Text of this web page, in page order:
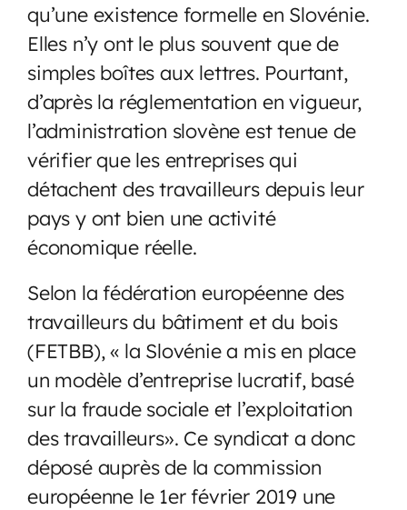
qu’une existence formelle en Slovénie.
Elles n’y ont le plus souvent que de
simples boîtes aux lettres. Pourtant,
d’après la réglementation en vigueur,
l’administration slovène est tenue de
vérifier que les entreprises qui
détachent des travailleurs depuis leur
pays y ont bien une activité
économique réelle.
Selon la fédération européenne des
travailleurs du bâtiment et du bois
(FETBB), « la Slovénie a mis en place
un modèle d’entreprise lucratif, basé
sur la fraude sociale et l’exploitation
des travailleurs». Ce syndicat a donc
déposé auprès de la commission
européenne le 1er février 2019 une